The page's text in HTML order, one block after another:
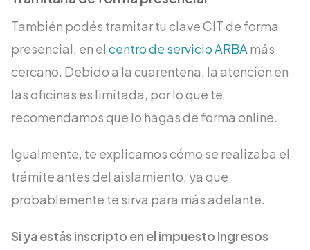
También podés tramitar tu clave CIT de forma
presencial, en el centro de servicio ARBA más
cercano. Debido a la cuarentena, la atención en
las oficinas es limitada, por lo que te
recomendamos que lo hagas de forma online.
Igualmente, te explicamos cómo se realizaba el
trámite antes del aislamiento, ya que
probablemente te sirva para más adelante.
Si ya estás inscripto en el impuesto Ingresos